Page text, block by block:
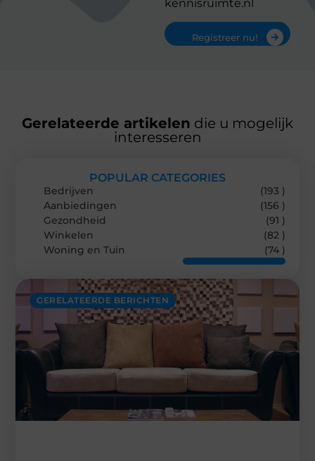
kennisruimte.nl
Registreer nu!
Gerelateerde artikelen die u mogelijk
interesseren
GERELATEERDE BERICHTEN
POPULAR CATEGORIES
Bedrijven
(193 )
Aanbiedingen
(156 )
Gezondheid
(91 )
Winkelen
(82 )
Woning en Tuin
(74 )